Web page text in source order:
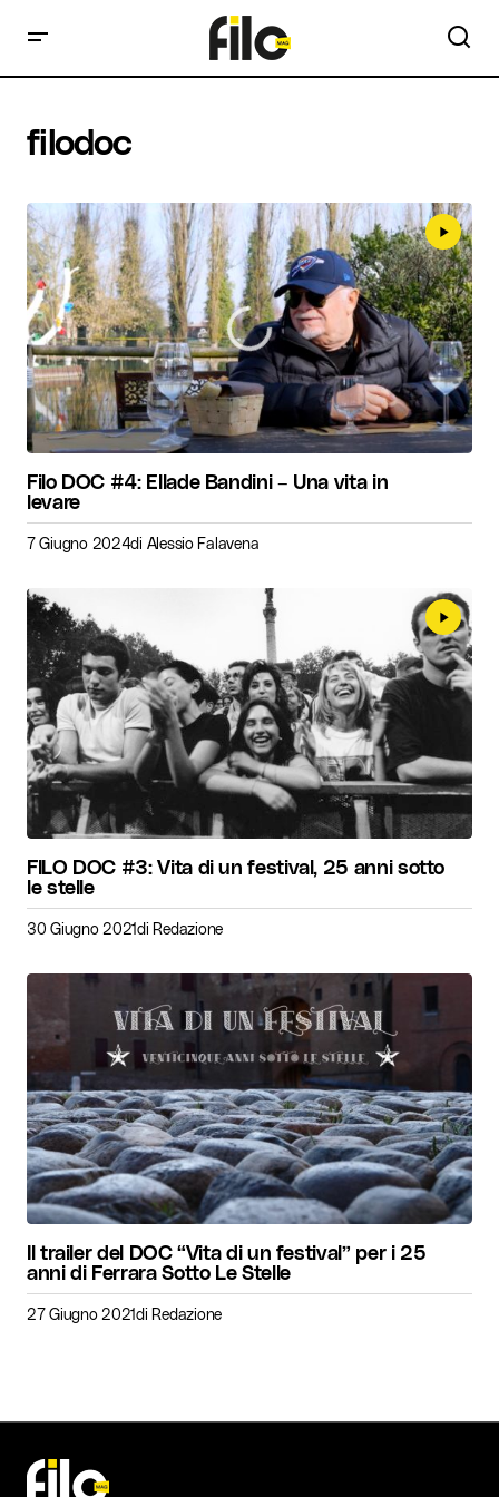
filodoc
Filo DOC #4: Ellade Bandini – Una vita in
levare
7 Giugno 2024di Alessio Falavena
FILO DOC #3: Vita di un festival, 25 anni sotto
le stelle
30 Giugno 2021di Redazione
Il trailer del DOC “Vita di un festival” per i 25
anni di Ferrara Sotto Le Stelle
27 Giugno 2021di Redazione